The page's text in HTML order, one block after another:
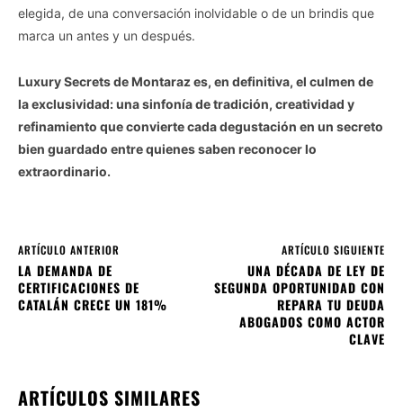
elegida, de una conversación inolvidable o de un brindis que
marca un antes y un después.
Luxury Secrets de Montaraz es, en definitiva, el culmen de
la exclusividad: una sinfonía de tradición, creatividad y
refinamiento que convierte cada degustación en un secreto
bien guardado entre quienes saben reconocer lo
extraordinario.
ARTÍCULO ANTERIOR
LA DEMANDA DE
CERTIFICACIONES DE
CATALÁN CRECE UN 181%
ARTÍCULO SIGUIENTE
UNA DÉCADA DE LEY DE
SEGUNDA OPORTUNIDAD CON
REPARA TU DEUDA
ABOGADOS COMO ACTOR
CLAVE
ARTÍCULOS SIMILARES